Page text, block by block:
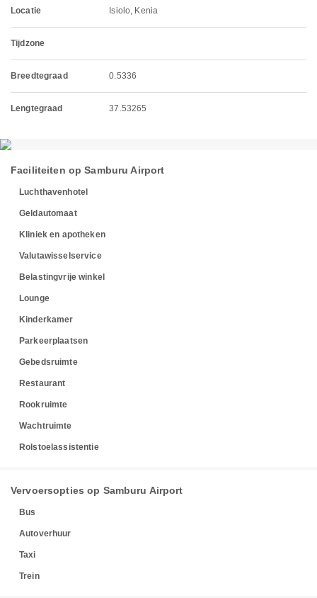
Locatie Isiolo, Kenia
Tijdzone
Breedtegraad 0.5336
Lengtegraad 37.53265
Faciliteiten op Samburu Airport
Luchthavenhotel
Geldautomaat
Kliniek en apotheken
Valutawisselservice
Belastingvrije winkel
Lounge
Kinderkamer
Parkeerplaatsen
Gebedsruimte
Restaurant
Rookruimte
Wachtruimte
Rolstoelassistentie
Vervoersopties op Samburu Airport
Bus
Autoverhuur
Taxi
Trein